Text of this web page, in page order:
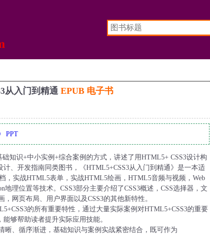
从入门到精通 EPUB 电子书
PPT
知识+中小实例+综合案例的方式，讲述了用HTML5+ CSS3设计构
、开发指南同类图书，《HTML5+CSS3从入门到精通》是一本适
，实战HTML5表单，实战HTML5绘画，HTML5音频与视频，Web
地理位置等技术。CSS3部分主要介绍了CSS3概述，CSS选择器，文
网页布局、用户界面以及CSS3的其他新特性。
的所有重要特性，通过大量实际案例对HTML5+CSS3的重要
够帮助读者提升实际应用技能。
晰、循序渐进，基础知识与案例实战紧密结合，既可作为